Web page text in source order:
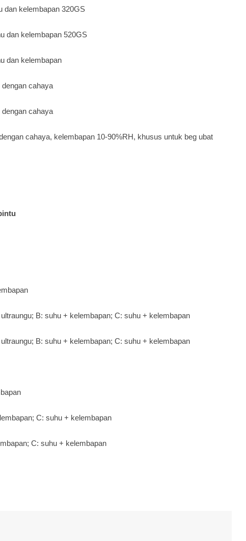
dan kelembapan320GS
dan kelembapan 520GS
dan kelembapan
cahaya
cahaya
cahaya, kelembapan 10-90%RH, khusus untuk beg ubat
B: suhu + kelembapan; C: suhu + kelembapan
B: suhu + kelembapan; C: suhu + kelembapan
C: suhu + kelembapan
C: suhu + kelembapan